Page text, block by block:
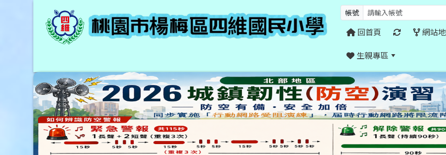
帳號
回首頁 網站
生親專區